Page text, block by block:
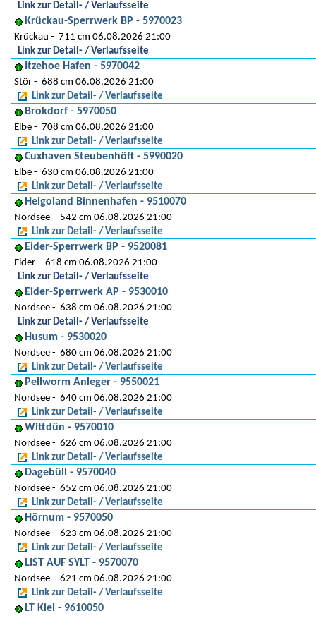
Link zur Detail- / Verlaufsseite
Krückau-Sperrwerk BP - 5970023
Krückau
711 cm 06.08.2026 21:00
Link zur Detail- / Verlaufsseite
Itzehoe Hafen - 5970042
Stör
688 cm 06.08.2026 21:00
Link zur Detail- / Verlaufsseite
Brokdorf - 5970050
Elbe
708 cm 06.08.2026 21:00
Link zur Detail- / Verlaufsseite
Cuxhaven Steubenhöft - 5990020
Elbe
630 cm 06.08.2026 21:00
Link zur Detail- / Verlaufsseite
Helgoland Binnenhafen - 9510070
Nordsee
542 cm 06.08.2026 21:00
Link zur Detail- / Verlaufsseite
Eider-Sperrwerk BP - 9520081
Eider
618 cm 06.08.2026 21:00
Link zur Detail- / Verlaufsseite
Eider-Sperrwerk AP - 9530010
Nordsee
638 cm 06.08.2026 21:00
Link zur Detail- / Verlaufsseite
Husum - 9530020
Nordsee
680 cm 06.08.2026 21:00
Link zur Detail- / Verlaufsseite
Pellworm Anleger - 9550021
Nordsee
640 cm 06.08.2026 21:00
Link zur Detail- / Verlaufsseite
Wittdün - 9570010
Nordsee
626 cm 06.08.2026 21:00
Link zur Detail- / Verlaufsseite
Dagebüll - 9570040
Nordsee
652 cm 06.08.2026 21:00
Link zur Detail- / Verlaufsseite
Hörnum - 9570050
Nordsee
623 cm 06.08.2026 21:00
Link zur Detail- / Verlaufsseite
LIST AUF SYLT - 9570070
Nordsee
621 cm 06.08.2026 21:00
Link zur Detail- / Verlaufsseite
LT Kiel - 9610050